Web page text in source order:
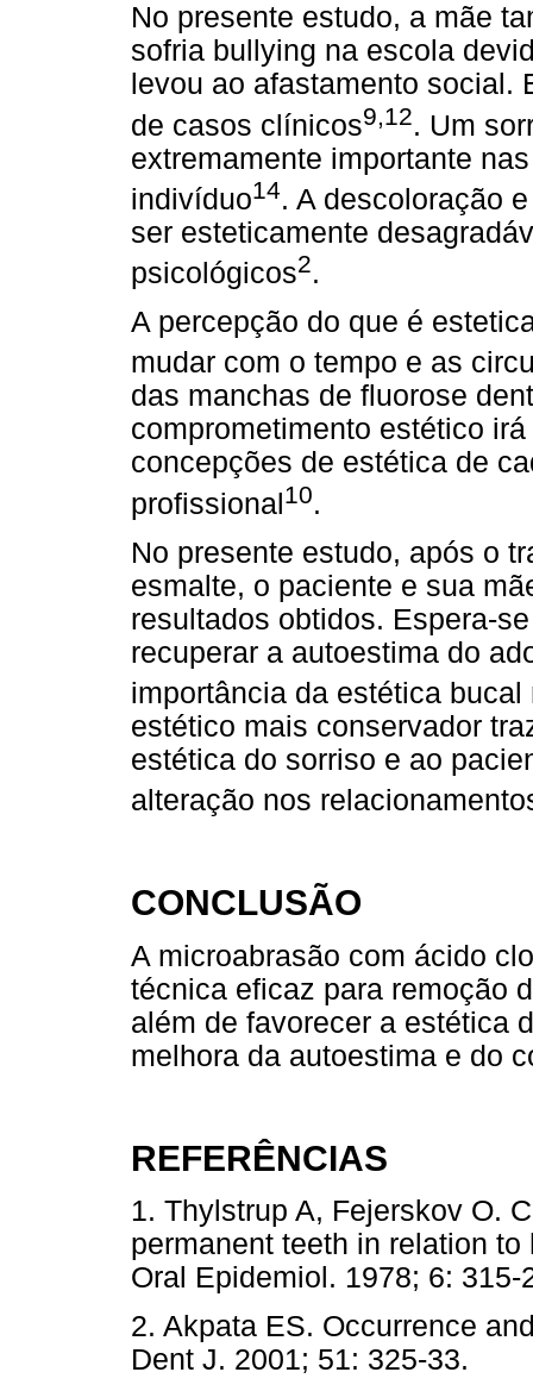
No presente estudo, a mãe
sofria bullying na escola
levou ao afastamento social.
de casos clínicos9,12. Um
extremamente importante
indivíduo14. A descoloração
ser esteticamente
psicológicos2.
A percepção do que é
mudar com o tempo e as
das manchas de fluorose
comprometimento estético
concepções de estética de
profissional10.
No presente estudo, após o
esmalte, o paciente e sua
resultados obtidos. Espera-
recuperar a autoestima do
importância da estética
estético mais conservador
estética do sorriso e ao
alteração nos
CONCLUSÃO
A microabrasão com ácido
técnica eficaz para remoção
além de favorecer a estética
melhora da autoestima e do
REFERÊNCIAS
1. Thylstrup A, Fejerskov O.
permanent teeth in relation
Oral Epidemiol. 1978; 6:
2. Akpata ES. Occurrence
Dent J. 2001; 51: 325-33.